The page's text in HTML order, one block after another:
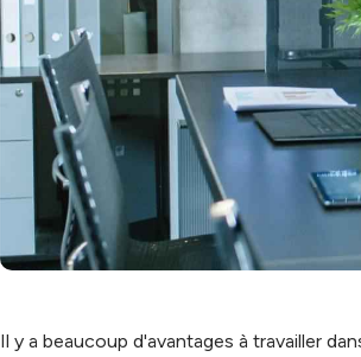
Il y a beaucoup d'avantages à travailler